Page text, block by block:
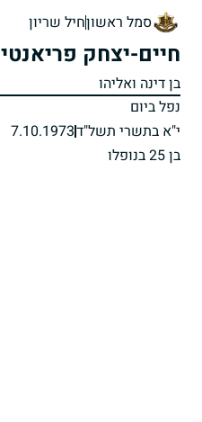
סמל ראשוןחיל שריון
חיים-יצחק פריאנטי
בן דינה ואליהו
נפל ביום
י"א בתשרי תשל"ד7.10.1973
בן 25 בנופלו